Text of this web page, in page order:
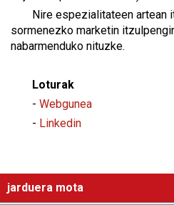
Nire espezialitateen artean
sormenezko marketin
nabarmenduko nituzke.
Loturak
- Webgunea
- Linkedin
jarduera mota